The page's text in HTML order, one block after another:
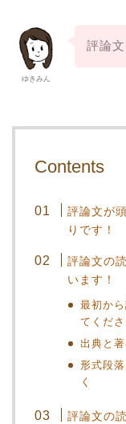
ゆきみん
評論文
Contents
評論文が
りです！
評論文の
います！
最初か
てくだ
出典と
形式段
く
評論文の